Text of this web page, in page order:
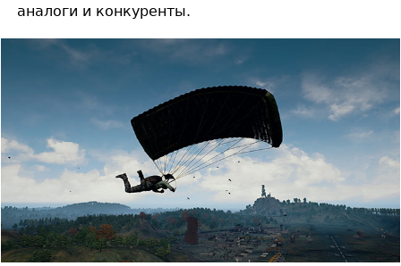
аналоги и конкуренты.